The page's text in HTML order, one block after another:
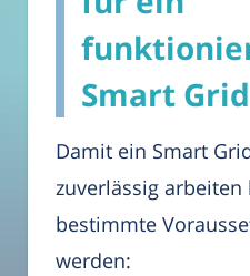
Smart Grid
Damit ein Smart
zuverlässig arbeiten
bestimmte
werden: